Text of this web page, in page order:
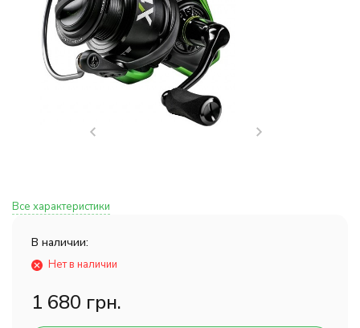
Все характеристики
В наличии:
Нет в наличии
1 680 грн.